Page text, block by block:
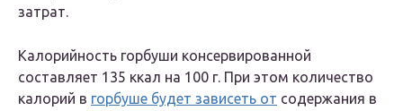
затрат.
Калорийность горбуши консервированной
составляет 135 ккал на 100 г. При этом количество
калорий в горбуше будет зависеть от содержания в